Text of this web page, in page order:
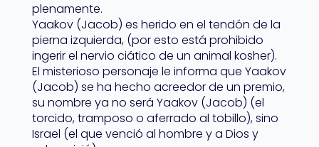
plenamente.
Yaakov (Jacob) es herido en el tendón de la
pierna izquierda, (por esto está prohibido
ingerir el nervio ciático de un animal kosher).
El misterioso personaje le informa que Yaakov
(Jacob) se ha hecho acreedor de un premio,
su nombre ya no será Yaakov (Jacob) (el
torcido, tramposo o aferrado al tobillo), sino
Israel (el que venció al hombre y a Dios y